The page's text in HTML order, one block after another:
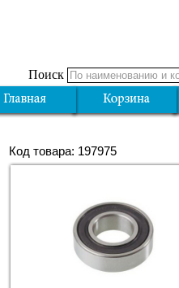
Поиск
Код товара: 197975